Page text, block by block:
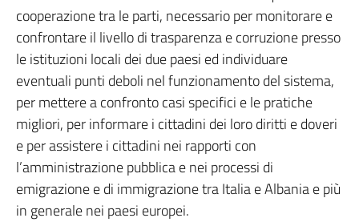
cooperazione tra le parti, necessario per monitorare e
confrontare il livello di trasparenza e corruzione presso
le istituzioni locali dei due paesi ed individuare
eventuali punti deboli nel funzionamento del sistema,
per mettere a confronto casi specifici e le pratiche
migliori, per informare i cittadini dei loro diritti e doveri
e per assistere i cittadini nei rapporti con
l’amministrazione pubblica e nei processi di
emigrazione e di immigrazione tra Italia e Albania e più
in generale nei paesi europei.